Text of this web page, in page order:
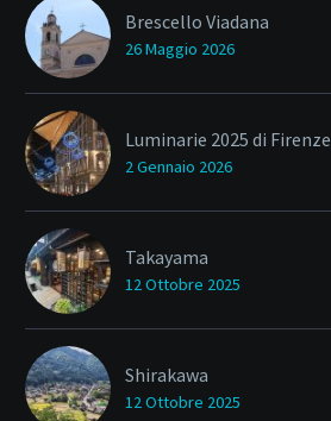
Brescello Viadana
26 Maggio 2026
Luminarie 2025 di Firenze
2 Gennaio 2026
Takayama
12 Ottobre 2025
Shirakawa
12 Ottobre 2025